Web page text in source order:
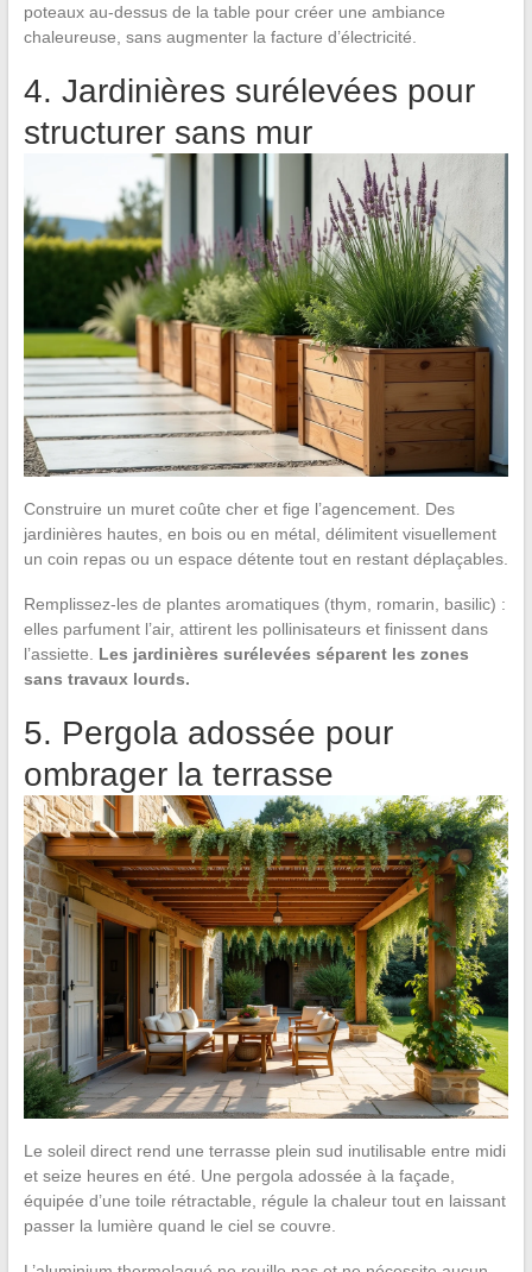
poteaux au-dessus de la table pour créer une ambiance
chaleureuse, sans augmenter la facture d’électricité.
4. Jardinières surélevées pour
structurer sans mur
Construire un muret coûte cher et fige l’agencement. Des
jardinières hautes, en bois ou en métal, délimitent visuellement
un coin repas ou un espace détente tout en restant déplaçables.
Remplissez-les de plantes aromatiques (thym, romarin, basilic) :
elles parfument l’air, attirent les pollinisateurs et finissent dans
l’assiette. Les jardinières surélevées séparent les zones
sans travaux lourds.
5. Pergola adossée pour
ombrager la terrasse
Le soleil direct rend une terrasse plein sud inutilisable entre midi
et seize heures en été. Une pergola adossée à la façade,
équipée d’une toile rétractable, régule la chaleur tout en laissant
passer la lumière quand le ciel se couvre.